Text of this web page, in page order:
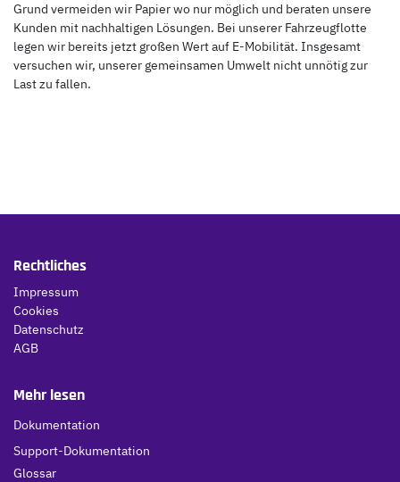
Grund vermeiden wir Papier wo nur möglich und beraten unsere
Kunden mit nachhaltigen Lösungen. Bei unserer Fahrzeugflotte
legen wir bereits jetzt großen Wert auf E-Mobilität. Insgesamt
versuchen wir, unserer gemeinsamen Umwelt nicht unnötig zur
Last zu fallen.
Rechtliches
Impressum
Cookies
Datenschutz
AGB
Mehr lesen
Dokumentation
Support-Dokumentation
Glossar